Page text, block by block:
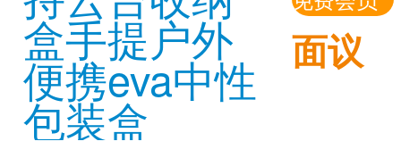
面议